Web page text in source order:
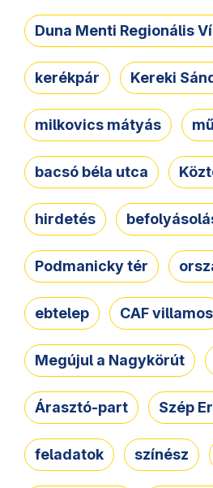
Duna Menti Regionális
kerékpár Kereki
milkovics mátyás
bacsó béla utca
hirdetés
Podmanicky tér
ebtelep CAF villamos
Megújul a Nagykörút
Árasztó-part Szép
feladatok színész